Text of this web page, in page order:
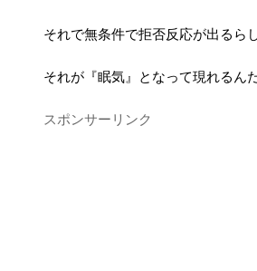
それで無条件で拒否反応が出るら
それが『眠気』となって現れるん
スポンサーリンク